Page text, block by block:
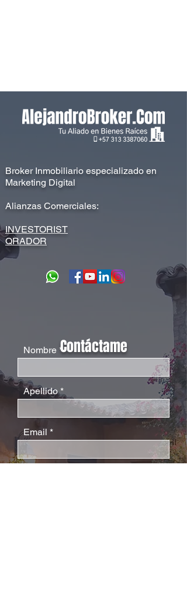
Broker Inmobiliario especializado en
Marketing Digital
Alianzas Comerciales:
INVESTORIST
QRADOR
Contáctame
Nombre
Apellido
Email